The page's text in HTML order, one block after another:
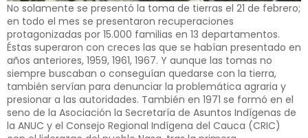
No solamente se presentó la toma de tierras el 21 de febrero;
en todo el mes se presentaron recuperaciones
protagonizadas por 15.000 familias en 13 departamentos.
Éstas superaron con creces las que se habían presentado en
años anteriores, 1959, 1961, 1967. Y aunque las tomas no
siempre buscaban o conseguían quedarse con la tierra,
también servían para denunciar la problemática agraria y
presionar a las autoridades. También en 1971 se formó en el
seno de la Asociación la Secretaría de Asuntos Indígenas de
la ANUC y el Consejo Regional Indígena del Cauca (CRIC)